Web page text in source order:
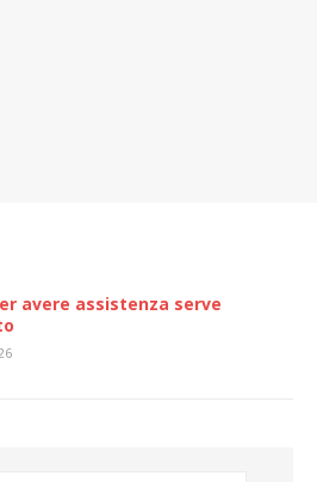
avere assistenza serve